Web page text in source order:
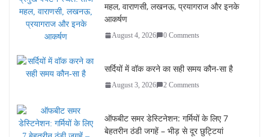
महल, वाराणसी, लखनऊ, प्रयागराज और इनके
आकर्षण
August 4, 2026 0 Comments
सर्दियों में वॉक करने का सही समय कौन-सा है
August 3, 2026 2 Comments
ऑफबीट समर डेस्टिनेशन: गर्मियों के लिए 7
बेहतरीन ठंडी जगहें – भीड़ से दूर छुट्टियां